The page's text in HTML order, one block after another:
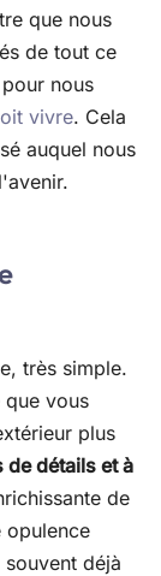
que nous
de tout ce
nous
vivre. Cela
auquel nous
très simple.
que vous
plus
de détails et à
de
opulence
déjà